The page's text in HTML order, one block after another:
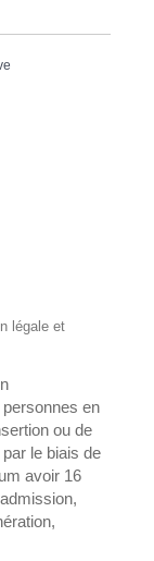
légale et
en
ou de
le biais de
avoir 16